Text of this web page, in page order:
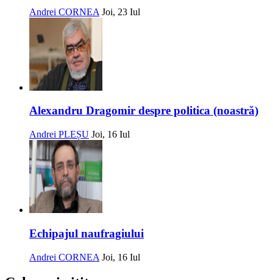
Andrei CORNEA Joi, 23 Iul
Alexandru Dragomir despre politica (noastră)
Andrei PLEȘU Joi, 16 Iul
Echipajul naufragiului
Andrei CORNEA Joi, 16 Iul